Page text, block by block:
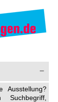
Ausstellung?